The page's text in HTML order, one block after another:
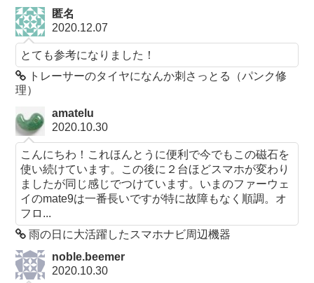
匿名
2020.12.07
とても参考になりました！
トレーサーのタイヤになんか刺さっとる（パンク修
理）
amatelu
2020.10.30
こんにちわ！これほんとうに便利で今でもこの磁石を
使い続けています。この後に２台ほどスマホが変わり
ましたが同じ感じでつけています。いまのファーウェ
イのmate9は一番長いですが特に故障もなく順調。オ
フロ...
雨の日に大活躍したスマホナビ周辺機器
noble.beemer
2020.10.30